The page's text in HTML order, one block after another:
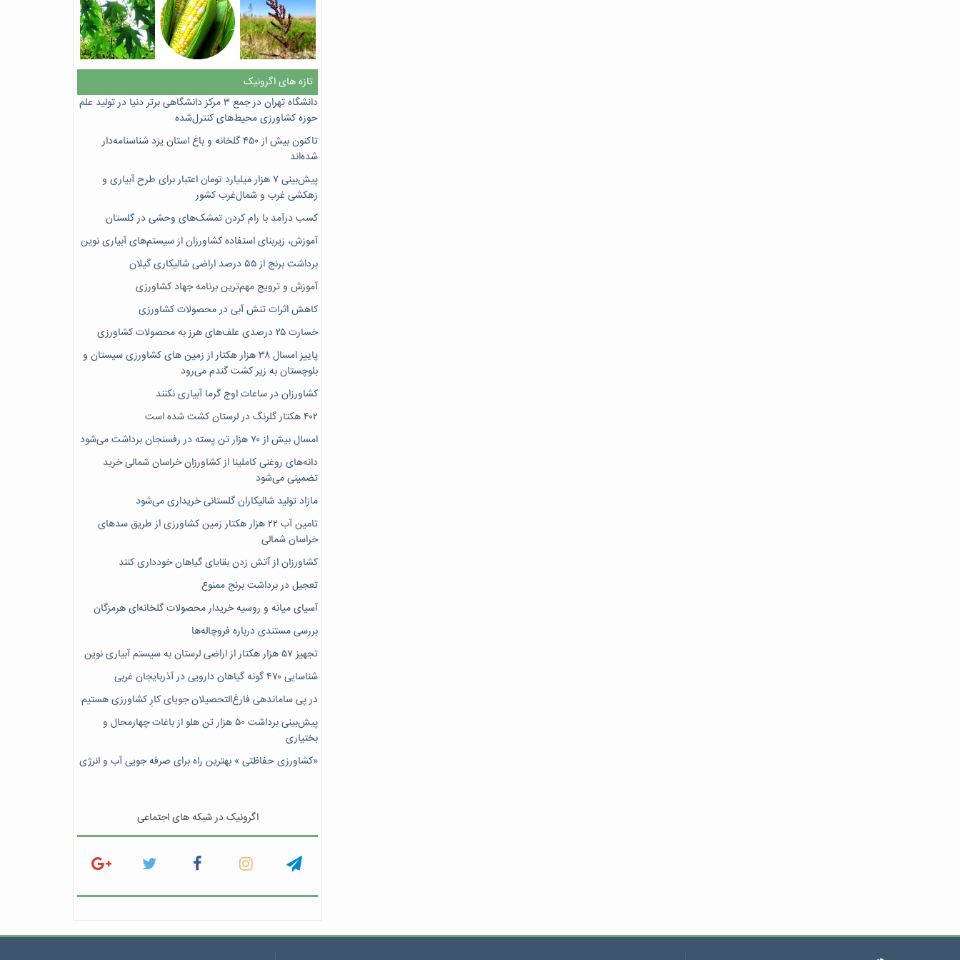
تازه های اگرونیک
دانشگاه تهران در جمع ۳ مرکز دانشگاهی برتر دنیا در تولید علم
حوزه کشاورزی محیط‌های کنترل‌شده
تاکنون بیش از ۴۵۰ گلخانه و باغ استان یزد شناسنامه‌دار
شده‌اند
پیش‌بینی ۷‌ هزار میلیارد تومان اعتبار برای طرح آبیاری و
زهکشی غرب و شمال‌غرب کشور
کسب درآمد با رام کردن تمشک‌های وحشی در گلستان
آموزش، زیربنای استفاده کشاورزان از سیستم‌های آبیاری نوین
برداشت برنج از ۵۵ درصد اراضی شالیکاری گیلان
آموزش و ترویج مهم‌ترین برنامه جهاد کشاورزی
کاهش اثرات تنش آبی در محصولات کشاورزی
خسارت ۲۵ درصدی علف‌های هرز به محصولات کشاورزی
پاییز امسال ۳۸ هزار هکتار از زمین های کشاورزی سیستان و
بلوچستان به زیر کشت گندم می‌رود
کشاورزان در ساعات اوج گرما آبیاری نکنند
۴۰۲ هکتار گلرنگ در لرستان کشت شده است
امسال بیش از ۷۰ هزار تن پسته در رفسنجان برداشت می‌شود
دانه‌های روغنی کاملینا از کشاورزان خراسان شمالی خرید
تضمینی می‌شود
مازاد تولید شالیکاران گلستانی خریداری می‌شود
تامین آب ۲۲ هزار هکتار زمین کشاورزی از طریق سدهای
خراسان شمالی
کشاورزان از آتش زدن بقایای گیاهان خودداری کنند
تعجیل در برداشت برنج ممنوع
آسیای میانه و روسیه خریدار محصولات گلخانه‌ای هرمزگان
بررسی مستندی درباره فروچاله‌ها
تجهیز ۵۷ هزار هکتار از اراضی لرستان به سیستم آبیاری نوین
شناسایی ۴۷٠ گونه گیاهان دارویی در آذربایجان غربی
در پی ساماندهی فارغ‌التحصیلان جویای کارِ کشاورزی هستیم
پیش‎‌بینی برداشت ۵۰ هزار تن هلو از باغات چهارمحال و
بختیاری
«کشاورزی حفاظتی » بهترین راه برای صرفه جویی آب و انرژی
اگرونیک در شبکه های اجتماعی